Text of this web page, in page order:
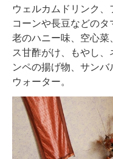
ウェルカムドリンク、
コーンや長豆などの
老のハニー味、空心菜
ス甘酢がけ、もやし
ンペの揚げ物、サン
ウォーター。